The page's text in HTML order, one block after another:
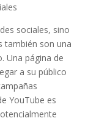
sociales, sino
también son una
Una página de
a su público
YouTube es